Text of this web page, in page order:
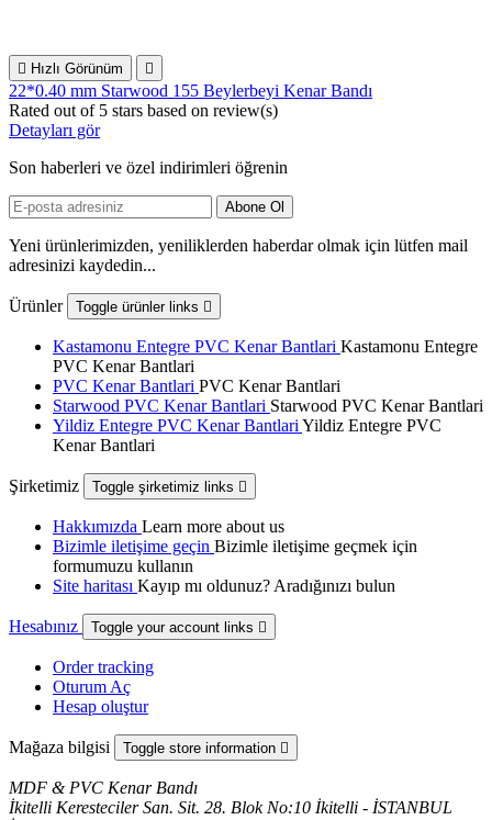
 Hızlı Görünüm 
22*0.40 mm Starwood 155 Beylerbeyi Kenar Bandı
Rated out of 5 stars based on review(s)
Detayları gör
Son haberleri ve özel indirimleri öğrenin
Yeni ürünlerimizden, yeniliklerden haberdar olmak için lütfen mail
adresinizi kaydedin...
Ürünler Toggle ürünler links 
Kastamonu Entegre PVC Kenar Bantlari Kastamonu Entegre
PVC Kenar Bantlari
PVC Kenar Bantlari PVC Kenar Bantlari
Starwood PVC Kenar Bantlari Starwood PVC Kenar Bantlari
Yildiz Entegre PVC Kenar Bantlari Yildiz Entegre PVC
Kenar Bantlari
Şirketimiz Toggle şirketimiz links 
Hakkımızda Learn more about us
Bizimle iletişime geçin Bizimle iletişime geçmek için
formumuzu kullanın
Site haritası Kayıp mı oldunuz? Aradığınızı bulun
Hesabınız Toggle your account links 
Order tracking
Oturum Aç
Hesap oluştur
Mağaza bilgisi Toggle store information 
MDF & PVC Kenar Bandı
İkitelli Keresteciler San. Sit. 28. Blok No:10 İkitelli - İSTANBUL